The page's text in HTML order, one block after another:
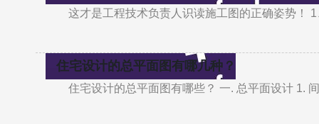
这才是工程技术负责人识读施工图的正确姿势！
住宅设计的总平面图有哪几种？
住宅设计的总平面图有哪些？ 一. 总平面设计 1.